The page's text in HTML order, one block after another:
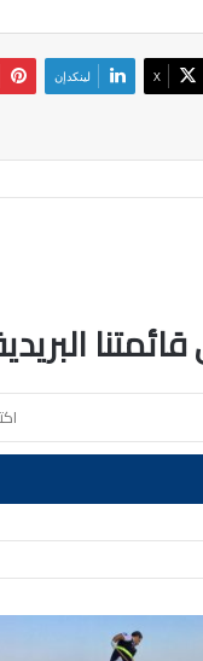
‫X لينكدإن